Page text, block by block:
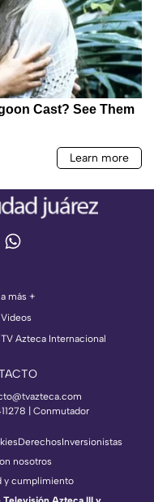
a más +
Videos
TV Azteca Internacional
| Conmutador
DerechosInversionistas
nosotros
y cumplimiento